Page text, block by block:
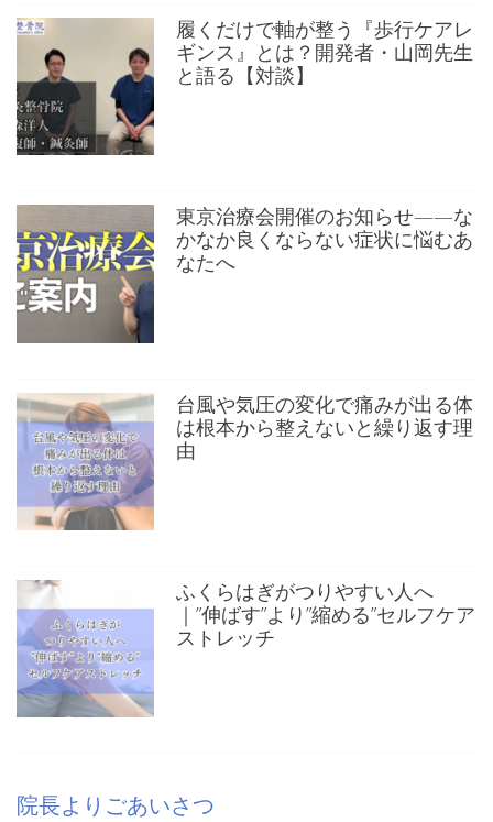
履くだけで軸が整う『歩行ケアレ
ギンス』とは？開発者・山岡先生
と語る【対談】
東京治療会開催のお知らせ——な
かなか良くならない症状に悩むあ
なたへ
台風や気圧の変化で痛みが出る体
は根本から整えないと繰り返す理
由
ふくらはぎがつりやすい人へ
｜”伸ばす”より”縮める”セルフケア
ストレッチ
院長よりごあいさつ